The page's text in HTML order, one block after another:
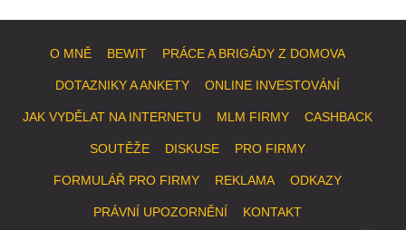
O MNĚ BEWIT PRÁCE A BRIGÁDY Z DOMOVA
DOTAZNIKY A ANKETY ONLINE INVESTOVÁNÍ
JAK VYDĚLAT NA INTERNETU MLM FIRMY CASHBACK
SOUTĚŽE DISKUSE PRO FIRMY
FORMULÁŘ PRO FIRMY REKLAMA ODKAZY
PRÁVNÍ UPOZORNĚNÍ KONTAKT